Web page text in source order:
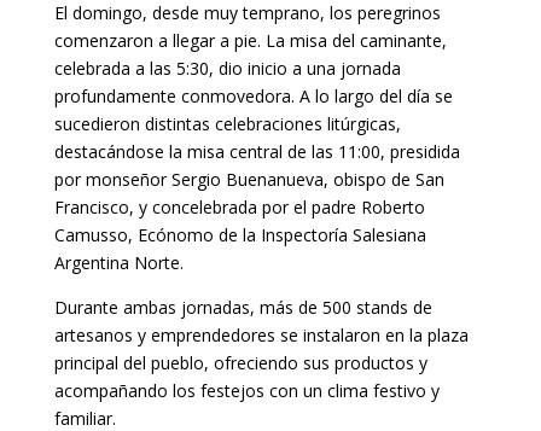
El domingo, desde muy temprano, los peregrinos
comenzaron a llegar a pie. La misa del caminante,
celebrada a las 5:30, dio inicio a una jornada
profundamente conmovedora. A lo largo del día se
sucedieron distintas celebraciones litúrgicas,
destacándose la misa central de las 11:00, presidida
por monseñor Sergio Buenanueva, obispo de San
Francisco, y concelebrada por el padre Roberto
Camusso, Ecónomo de la Inspectoría Salesiana
Argentina Norte.
Durante ambas jornadas, más de 500 stands de
artesanos y emprendedores se instalaron en la plaza
principal del pueblo, ofreciendo sus productos y
acompañando los festejos con un clima festivo y
familiar.